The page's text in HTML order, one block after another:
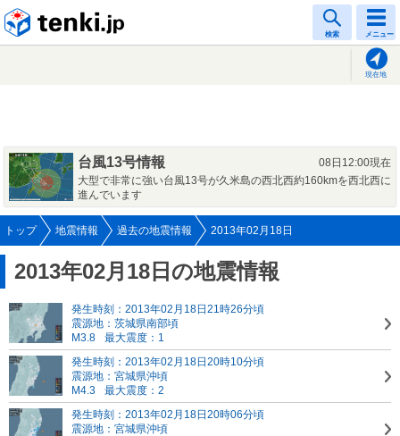
検索 メニュー
現在地
台風13号情報
08日12:00現在
大型で非常に強い台風13号が久米島の西北西約160kmを西北西に
進んでいます
トップ 地震情報 過去の地震情報 2013年02月18日
2013年02月18日の地震情報
発生時刻：2013年02月18日21時26分頃
震源地：茨城県南部頃
M3.8
最大震度：1
発生時刻：2013年02月18日20時10分頃
震源地：宮城県沖頃
M4.3
最大震度：2
発生時刻：2013年02月18日20時06分頃
震源地：宮城県沖頃